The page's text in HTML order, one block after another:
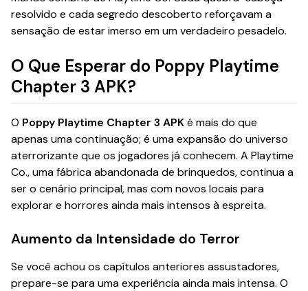
resolvido e cada segredo descoberto reforçavam a
sensação de estar imerso em um verdadeiro pesadelo.
O Que Esperar do Poppy Playtime
Chapter 3 APK?
O Poppy Playtime Chapter 3 APKé mais do que
apenas uma continuação; é uma expansão do universo
aterrorizante que os jogadores já conhecem. A Playtime
Co., uma fábrica abandonada de brinquedos, continua a
ser o cenário principal, mas com novos locais para
explorar e horrores ainda mais intensos à espreita.
Aumento da Intensidade do Terror
Se você achou os capítulos anteriores assustadores,
prepare-se para uma experiência ainda mais intensa. O